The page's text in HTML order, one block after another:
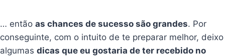
… entãoas chances de sucesso são grandes. Por
conseguinte, com o intuito de te preparar melhor, deixo
algumasdicas que eu gostaria de ter recebido no